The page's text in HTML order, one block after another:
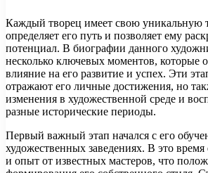
Каждый творец имеет свою уникальную
определяет его путь и позволяет ему
потенциал. В биографии данного
несколько ключевых моментов, которые
влияние на его развитие и успех. Эти
отражают его личные достижения, но
изменения в художественной среде и
разные исторические периоды.
Первый важный этап начался с его
художественных заведениях. В это
и опыт от известных мастеров, что